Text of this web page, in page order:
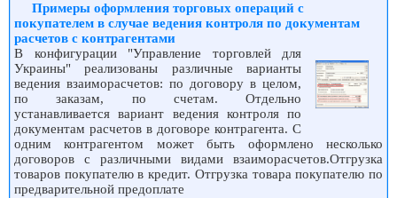
Примеры оформления торговых операций с
покупателем в случае ведения контроля по документам
расчетов с контрагентами
В конфигурации "Управление торговлей для
Украины" реализованы различные варианты
ведения взаиморасчетов: по договору в целом,
по заказам, по счетам. Отдельно
устанавливается вариант ведения контроля по
документам расчетов в договоре контрагента. С
одним контрагентом может быть оформлено несколько
договоров с различными видами взаиморасчетов.Отгрузка
товаров покупателю в кредит. Отгрузка товара покупателю по
предварительной предоплате